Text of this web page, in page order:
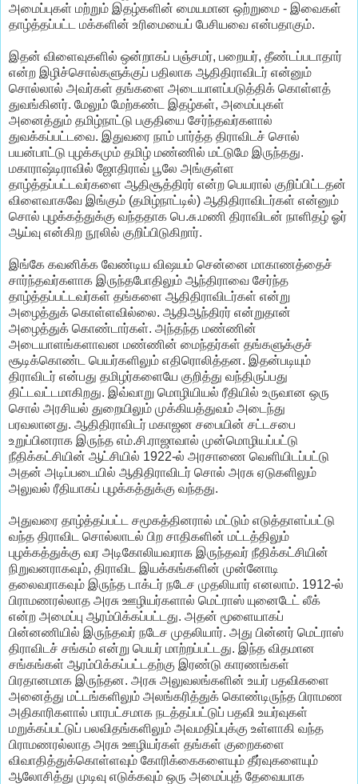
அமைப்புகள் மற்றும் இதழ்களின் மையமான ஒற்றுமை - இவைகள்
தாழ்த்தப்பட்ட மக்களின் உரிமையைப் பேசியவை என்பதாகும்.
இதன் விளைவுகளில் ஒன்றாகப் பஞ்சமர், பறையர், தீண்டப்படாதார்
என்ற இழிச்சொல்களுக்குப் பதிலாக ஆதிதிராவிடர் என்னும்
சொல்லால் அவர்கள் தங்களை அடையாளப்படுத்திக் கொள்ளத்
துவங்கினர். மேலும் மேற்கண்ட இதழ்கள், அமைப்புகள்
அனைத்தும் தமிழ்நாட்டு பகுதியை சேர்ந்தவர்களால்
துவக்கப்பட்டவை. இதுவரை நாம் பார்த்த திராவிடச் சொல்
பயன்பாட்டு புழக்கமும் தமிழ் மண்ணில் மட்டுமே இருந்தது.
மகாராஷ்டிராவில் ஜோதிராவ் பூலே அங்குள்ள
தாழ்த்தப்பட்டவர்களை ஆதிசூத்திரர் என்ற பெயரால் குறிப்பிட்டதன்
விளைவாகவே இங்கும் (தமிழ்நாட்டில்) ஆதிதிராவிடர்கள் என்னும்
சொல் புழக்கத்துக்கு வந்ததாக பெ.சு.மணி திராவிடன் நாளிதழ் ஓர்
ஆய்வு என்கிற நூலில் குறிப்பிடுகிறார்.
இங்கே கவனிக்க வேண்டிய விஷயம் சென்னை மாகாணத்தைச்
சார்ந்தவர்களாக இருந்தபோதிலும் ஆந்திராவை சேர்ந்த
தாழ்த்தப்பட்டவர்கள் தங்களை ஆதிதிராவிடர்கள் என்று
அழைத்துக் கொள்ளவில்லை. ஆதிஆந்திரர் என்றுதான்
அழைத்துக் கொண்டார்கள். அந்தந்த மண்ணின்
அடையாளங்களாவன மண்ணின் மைந்தர்கள் தங்களுக்குச்
சூடிக்கொண்ட பெயர்களிலும் எதிரொலித்தன. இதன்படியும்
திராவிடர் என்பது தமிழர்களையே குறித்து வந்திருப்பது
திட்டவட்டமாகிறது. இவ்வாறு மொழியியல் ரீதியில் உருவான ஒரு
சொல் அரசியல் துறையிலும் முக்கியத்துவம் அடைந்து
பரவலானது. ஆதிதிராவிடர் மகாஜன சபையின் சட்டசபை
உறுப்பினராக இருந்த எம்.சி.ராஜாவால் முன்மொழியப்பட்டு
நீதிக்கட்சியின் ஆட்சியில் 1922-ல் அரசாணை வெளியிடப்பட்டு
அதன் அடிப்படையில் ஆதிதிராவிடர் சொல் அரசு ஏடுகளிலும்
அலுவல் ரீதியாகப் புழக்கத்துக்கு வந்தது.
அதுவரை தாழ்த்தப்பட்ட சமூகத்தினரால் மட்டும் எடுத்தாளப்பட்டு
வந்த திராவிட சொல்லாடல் பிற சாதிகளின் மட்டத்திலும்
புழக்கத்துக்கு வர அடிகோலியவராக இருந்தவர் நீதிக்கட்சியின்
நிறுவனராகவும், திராவிட இயக்கங்களின் முன்னோடி
தலைவராகவும் இருந்த டாக்டர் நடேச முதலியார் எனலாம். 1912-ல்
பிராமணரல்லாத அரசு ஊழியர்களால் மெட்ராஸ் யுனைடேட் லீக்
என்ற அமைப்பு ஆரம்பிக்கப்பட்டது. அதன் மூளையாகப்
பின்னணியில் இருந்தவர் நடேச முதலியார். அது பின்னர் மெட்ராஸ்
திராவிடச் சங்கம் என்று பெயர் மாற்றப்பட்டது. இந்த விதமான
சங்கங்கள் ஆரம்பிக்கப்பட்டதற்கு இரண்டு காரணங்கள்
பிரதானமாக இருந்தன. அரசு அலுவலங்களின் உயர் பதவிகளை
அனைத்து மட்டங்களிலும் அலங்கரித்துக் கொண்டிருந்த பிராமண
அதிகாரிகளால் பாரபட்சமாக நடத்தப்பட்டுப் பதவி உயர்வுகள்
மறுக்கப்பட்டுப் பலவிதங்களிலும் அவமதிப்புக்கு உள்ளாகி வந்த
பிராமணரல்லாத அரசு ஊழியர்கள் தங்கள் குறைகளை
விவாதித்துக்கொள்ளவும் கோரிக்கைகளையும் தீர்வுகளையும்
ஆலோசித்து முடிவு எடுக்கவும் ஒரு அமைப்புத் தேவையாக